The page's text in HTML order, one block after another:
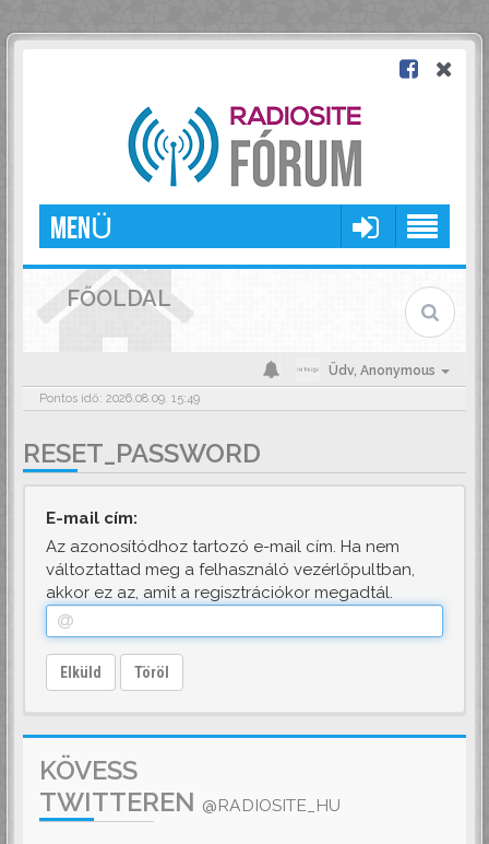
MENÜ
FŐOLDAL
Üdv, Anonymous
Pontos idő: 2026.08.09. 15:49
RESET_PASSWORD
E-mail cím:
Az azonosítódhoz tartozó e-mail cím. Ha nem
változtattad meg a felhasználó vezérlőpultban,
akkor ez az, amit a regisztrációkor megadtál.
Elküld Töröl
KÖVESS
TWITTEREN @RADIOSITE_HU